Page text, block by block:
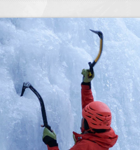
Avventura &
azione
Sport & fitness
Mangiare &
bere
Benessere &salute
Acqua &vento
Lifestyle &
fantasia
Kids & Family
Pernottamenti